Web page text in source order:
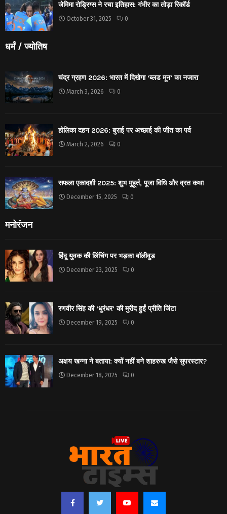
जेमिमा रोड्रिग्स ने रचा इतिहास: गंभीर का तोड़ा रिकॉर्ड
October 31, 2025 0
धर्मं / ज्योतिष
चंद्र ग्रहण 2026: भारत में दिखेगा ‘ब्लड मून’ का नजारा
March 3, 2026 0
होलिका दहन 2026: बुराई पर अच्छाई की जीत का पर्व
March 2, 2026 0
सफला एकादशी 2025: शुभ मुहूर्त, पूजा विधि और व्रत कथा
December 15, 2025 0
मनोरंजन
हिंदू युवक की लिंचिंग पर भड़का बॉलीवुड
December 23, 2025 0
रणवीर सिंह की ‘धुरंधर’ की मुरीद हुईं प्रीति जिंटा
December 19, 2025 0
अक्षय खन्ना ने बताया: क्यों नहीं बने शाहरुख जैसे सुपरस्टार?
December 18, 2025 0